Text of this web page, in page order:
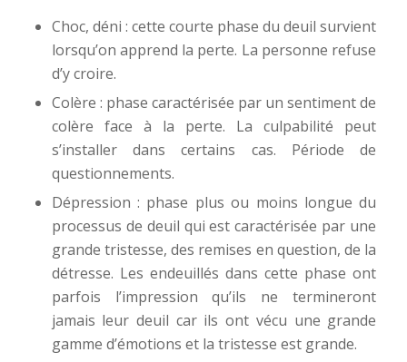
Choc, déni : cette courte phase du deuil survient
lorsqu’on apprend la perte. La personne refuse
d’y croire.
Colère : phase caractérisée par un sentiment de
colère face à la perte. La culpabilité peut
s’installer dans certains cas. Période de
questionnements.
Dépression : phase plus ou moins longue du
processus de deuil qui est caractérisée par une
grande tristesse, des remises en question, de la
détresse. Les endeuillés dans cette phase ont
parfois l’impression qu’ils ne termineront
jamais leur deuil car ils ont vécu une grande
gamme d’émotions et la tristesse est grande.